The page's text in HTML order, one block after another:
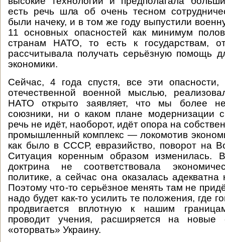
есть речь шла об очень тесном
были начеку, и в том же году выпустили
11 основных опасностей как минимум
странам НАТО, то есть к государствам,
рассчитывала получать серьёзную помощь
экономики.
Сейчас, 4 года спустя, все эти опасности,
отечественной военной мыслью,
НАТО открыто заявляет, что мы более
союзники, ни о каком плане модернизации
речь не идёт, наоборот, идёт опора на
промышленный комплекс — локомотив
как было в СССР, евразийство, поворот на
Ситуация коренным образом изменилась.
доктрина не соответствовала
политике, а сейчас она оказалась адекватна
Поэтому что-то серьёзное менять там не
надо будет как-то усилить те положения, где
продвигается вплотную к нашим
проводит учения, расширяется на новые
«оторвать» Украину.